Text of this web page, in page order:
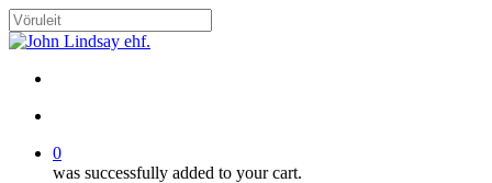
Skip
to
content
Close
0
was successfully added to your cart.